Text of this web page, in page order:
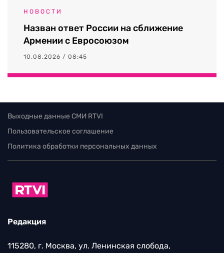
НОВОСТИ
Назван ответ России на сближение
Армении с Евросоюзом
10.08.2026 / 08:45
Выходные данные СМИ RTVI
Пользовательское соглашение
Политика обработки персональных данных
Редакция
115280, г. Москва, ул. Ленинская слобода,